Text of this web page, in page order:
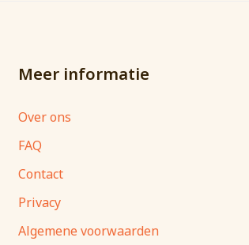
Meer informatie
Over ons
FAQ
Contact
Privacy
Algemene voorwaarden